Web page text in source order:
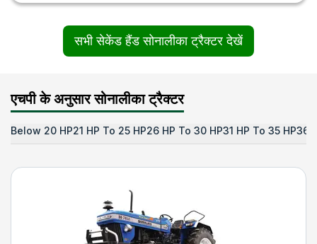
सभी सेकेंड हैंड सोनालीका ट्रैक्टर देखें
एचपी के अनुसार सोनालीका ट्रैक्टर
Below 20 HP21 HP To 25 HP26 HP To 30 HP31 HP To 35 HP36